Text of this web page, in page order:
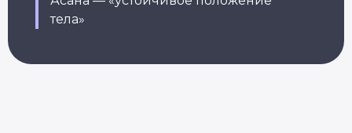
тела»